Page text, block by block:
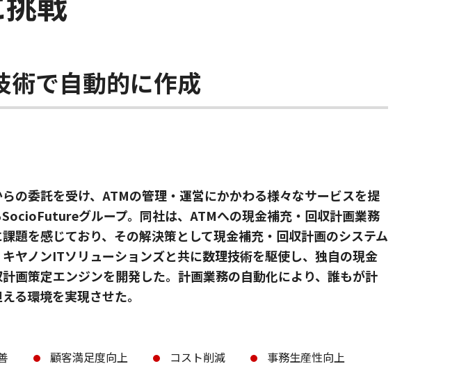
術で自動的に作成
の委託を受け、ATMの管理・運営にかかわる様々なサービスを提
グループ。同社は、ATMへの現金補充・回収計画業務
題を感じており、その解決策として現金補充・回収計画のシステム
ヤノンITソリューションズと共に数理技術を駆使し、独自の現金
画策定エンジンを開発した。計画業務の自動化により、誰もが計
る環境を実現させた。
顧客満足度向上 コスト削減
事務生産性向上